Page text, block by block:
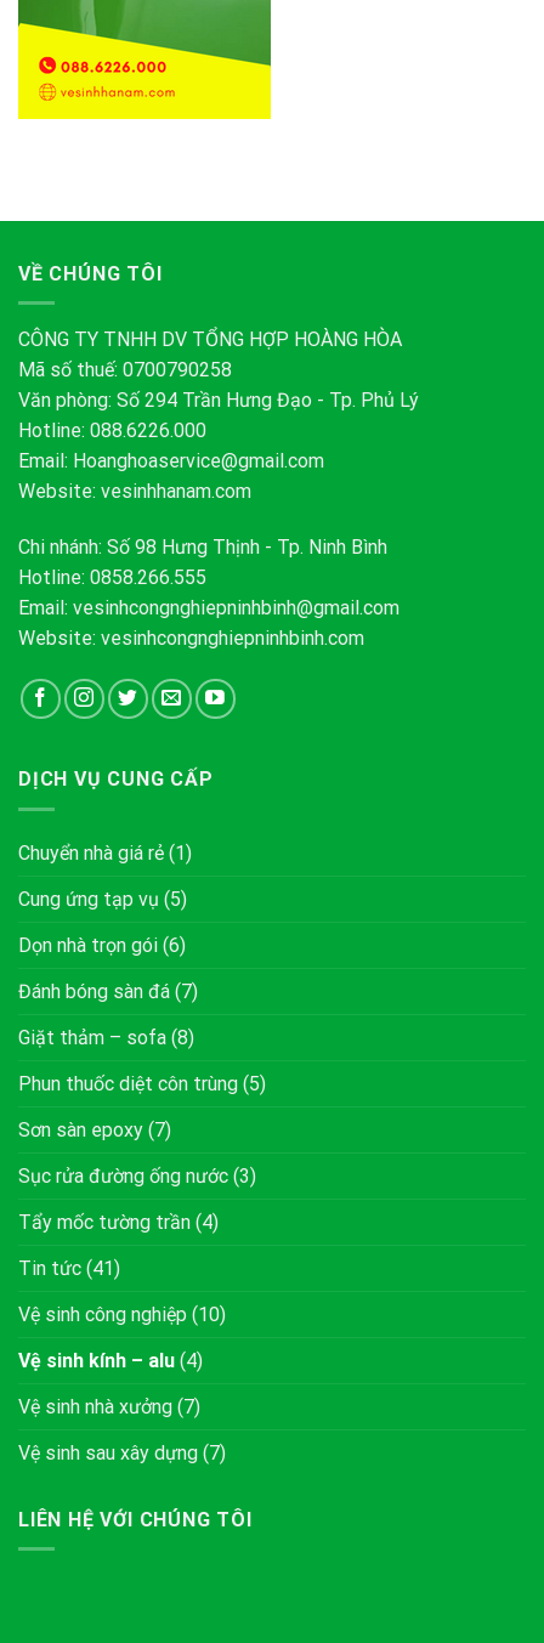
VỀ CHÚNG TÔI
CÔNG TY TNHH DV TỔNG HỢP HOÀNG HÒA
Mã số thuế: 0700790258
Văn phòng: Số 294 Trần Hưng Đạo - Tp. Phủ Lý
Hotline: 088.6226.000
Email: Hoanghoaservice@gmail.com
Website: vesinhhanam.com
Chi nhánh: Số 98 Hưng Thịnh - Tp. Ninh Bình
Hotline: 0858.266.555
Email: vesinhcongnghiepninhbinh@gmail.com
Website: vesinhcongnghiepninhbinh.com
DỊCH VỤ CUNG CẤP
Chuyển nhà giá rẻ (1)
Cung ứng tạp vụ (5)
Dọn nhà trọn gói (6)
Đánh bóng sàn đá (7)
Giặt thảm – sofa (8)
Phun thuốc diệt côn trùng (5)
Sơn sàn epoxy (7)
Sục rửa đường ống nước (3)
Tẩy mốc tường trần (4)
Tin tức (41)
Vệ sinh công nghiệp (10)
Vệ sinh kính – alu (4)
Vệ sinh nhà xưởng (7)
Vệ sinh sau xây dựng (7)
LIÊN HỆ VỚI CHÚNG TÔI